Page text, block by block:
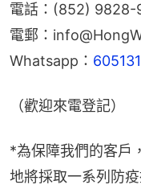
電話：(852) 9828-
電郵：
Whatsapp：
（歡迎來電登記）
*為保障我們的客戶
地將採取一系列防